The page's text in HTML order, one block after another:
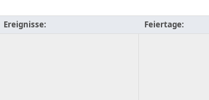
Ereignisse: Feiertage: